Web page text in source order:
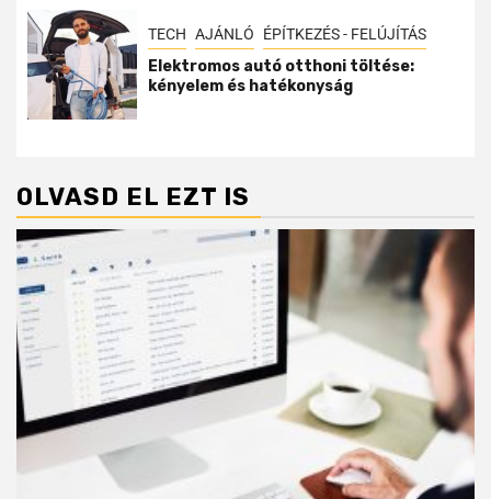
TECH AJÁNLÓ ÉPÍTKEZÉS - FELÚJÍTÁS
Elektromos autó otthoni töltése:
kényelem és hatékonyság
OLVASD EL EZT IS